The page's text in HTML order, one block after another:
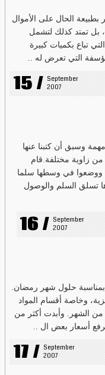
بطبيعة الحال على الأموال
بل تمتد كذلك لتشمل
تباع بكميات كبيرة
التي تعرض له ..
15 / September
2007
وسبق أن كتبنا عنها
زاوية مختلفة.قام
قفص كبير، ووضعوا في وسطها سلما
تسلق السلم والوصول
16 / September
2007
بمناسبة حلول شهر رمضان.
وخاصة أقسام المواد
من الشهر. وأبدت أكثر من
برفع أسعار بعض ال ..
17 / September
2007